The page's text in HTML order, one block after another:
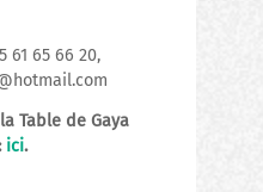
61 65 66 20,
Table de Gaya
ici.